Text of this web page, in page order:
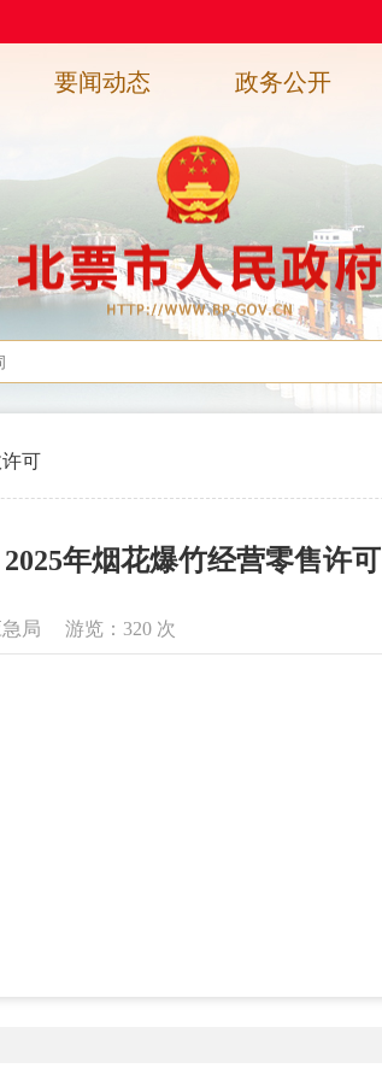
要闻动态 政务公开
可
2025年烟花爆竹经营零售许可
急局 游览： 320 次